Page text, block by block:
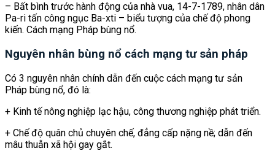
– Bất bình trước hành động của nhà vua, 14-7-1789, nhân dân
Pa-ri tấn công ngục Ba-xti – biểu tượng của chế độ phong
kiến. Cách mạng Pháp bùng nổ.
Nguyên nhân bùng nổ cách mạng tư sản pháp
Có 3 nguyên nhân chính dẫn đến cuộc cách mạng tư sản
Pháp bùng nổ, đó là:
+ Kinh tế nông nghiệp lạc hậu, công thương nghiệp phát triển.
+ Chế độ quân chủ chuyên chế, đẳng cấp nặng nề; dẫn đến
mâu thuẫn xã hội gay gắt.